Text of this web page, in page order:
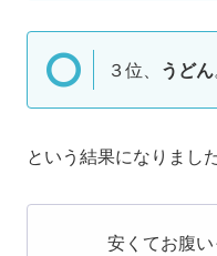
３位、 うどん
という結果になりました
安くてお腹